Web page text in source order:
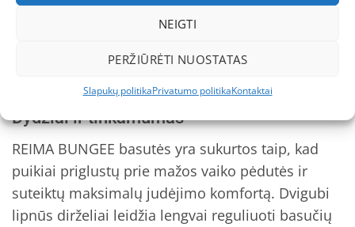
NEIGTI
PERŽIŪRĖTI NUOSTATAS
Slapukų politikaPrivatumo politikaKontaktai
ramybę jums, REIMA BUNGEE unknown vaikams
yra geriausias pasirinkimas. Jų kokybė ir
funkcionalumas įrodytas praktikoje ir patvirtintas
Dydžiai ir tinkamumas
REIMA BUNGEE basutės yra sukurtos taip, kad
puikiai priglustų prie mažos vaiko pėdutės ir
suteiktų maksimalų judėjimo komfortą. Dvigubi
lipnūs dirželiai leidžia lengvai reguliuoti basučių